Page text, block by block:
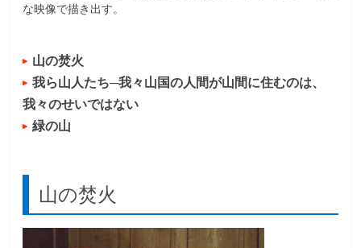
な映像で描き出す。
山の焚火
我ら山人たち─我々山国の人間が山間に住むのは、
我々のせいではない
緑の山
山の焚火